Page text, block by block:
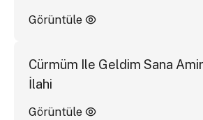
Görüntüle
Cürmüm Ile Geldim Sana
İlahi
Görüntüle